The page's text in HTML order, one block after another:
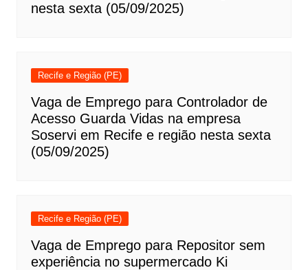
nesta sexta (05/09/2025)
Recife e Região (PE)
Vaga de Emprego para Controlador de
Acesso Guarda Vidas na empresa
Soservi em Recife e região nesta sexta
(05/09/2025)
Recife e Região (PE)
Vaga de Emprego para Repositor sem
experiência no supermercado Ki